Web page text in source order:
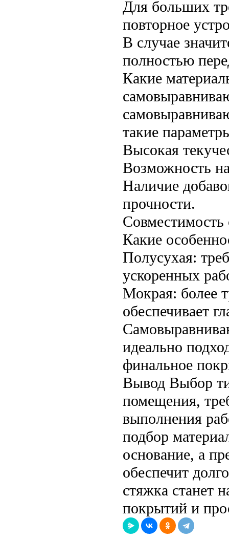
Для больших
повторное
В случае
полностью
Какие
такие
Высокая
Возможность
Наличие
прочности.
Какие
Полусухая:
ускоренных
Мокрая: более
обеспечивает
идеально
финальное
Вывод Выбор
помещения,
выполнения
подбор
основание, а
обеспечит
стяжка станет
покрытий и